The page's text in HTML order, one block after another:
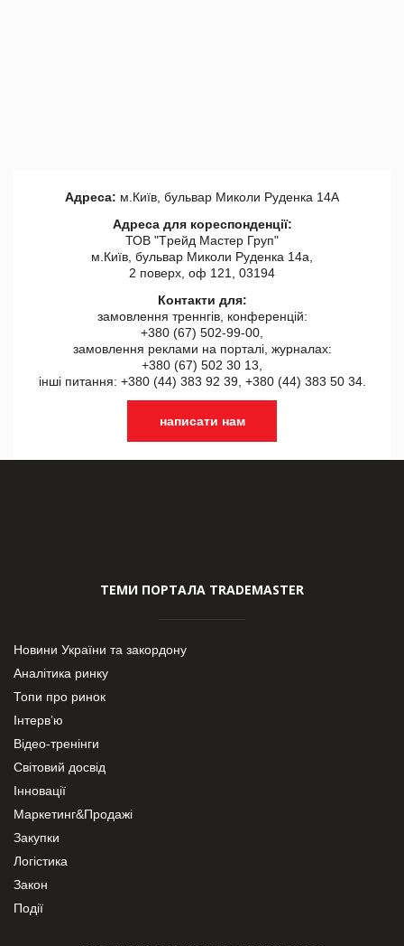
Адреса: м.Київ, бульвар Миколи Руденка 14А
Адреса для кореспонденції:
ТОВ "Tрейд Мастер Груп"
м.Київ, бульвар Миколи Руденка 14а,
2 поверх, оф 121, 03194
Контакти для:
замовлення треннгів, конференцій:
+380 (67) 502-99-00,
замовлення реклами на порталі, журналах:
+380 (67) 502 30 13,
інші питання: +380 (44) 383 92 39, +380 (44) 383 50 34.
написати нам
ТЕМИ ПОРТАЛА TRADEMASTER
Новини України та закордону
Аналітика ринку
Топи про ринок
Інтерв’ю
Відео-тренінги
Світовий досвід
Інновації
Маркетинг&Продажі
Закупки
Логістика
Закон
Події